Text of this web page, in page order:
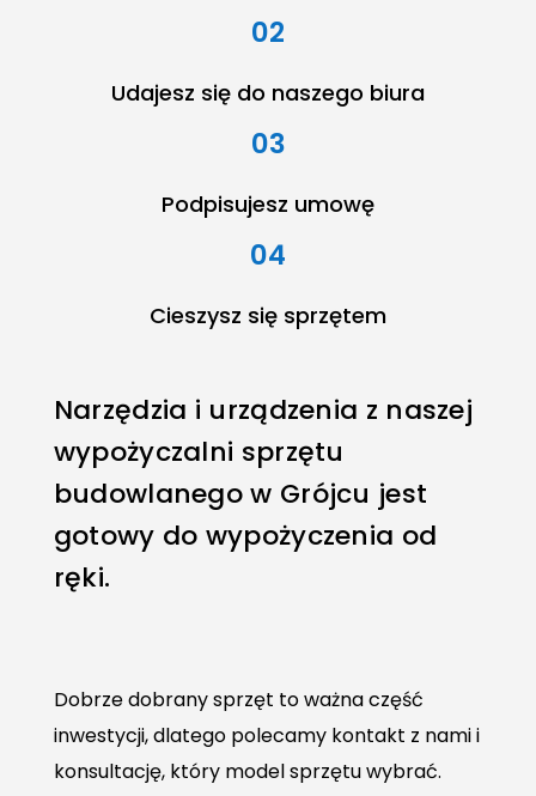
02
Udajesz się do naszego biura
03
Podpisujesz umowę
04
Cieszysz się sprzętem
Narzędzia i urządzenia z naszej
wypożyczalni sprzętu
budowlanego w Grójcu jest
gotowy do wypożyczenia od
ręki.
Dobrze dobrany sprzęt to ważna część
inwestycji, dlatego polecamy kontakt z nami i
konsultację, który model sprzętu wybrać.